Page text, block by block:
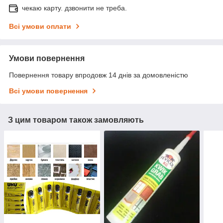
чекаю карту. дзвонити не треба.
Всі умови оплати
Умови повернення
Повернення товару впродовж 14 днів за домовленістю
Всі умови повернення
З цим товаром також замовляють